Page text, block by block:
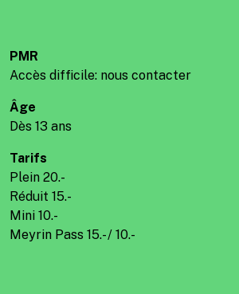
PMR
Accès difficile: nous contacter
Âge
Dès 13 ans
Tarifs
Plein 20.-
Réduit 15.-
Mini 10.-
Meyrin Pass 15.- / 10.-